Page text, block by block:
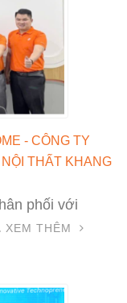
- CÔNG TY
THẤT KHANG
phối với
XEM THÊM